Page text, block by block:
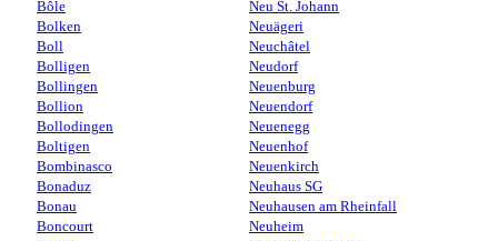
Bôle
Bolken
Boll
Bolligen
Bollingen
Bollion
Bollodingen
Boltigen
Bombinasco
Bonaduz
Bonau
Boncourt
Neu St. Johann
Neuägeri
Neuchâtel
Neudorf
Neuenburg
Neuendorf
Neuenegg
Neuenhof
Neuenkirch
Neuhaus SG
Neuhausen am Rheinfall
Neuheim